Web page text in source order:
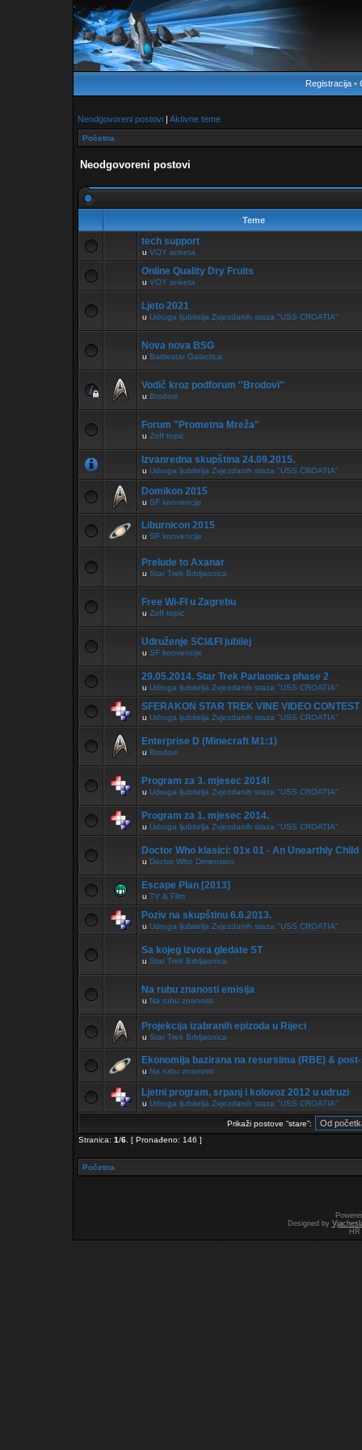
Registracija•
Neodgovoreni postovi | Aktivne teme
Početna
Neodgovoreni postovi
Teme
tech support
u VOY anketa
Online Quality Dry Fruits
u VOY anketa
Ljeto 2021
u Udruga ljubitelja Zvjezdanih staza "USS CROATIA"
Nova nova BSG
u Battlestar Galactica
Vodič kroz podforum ''Brodovi''
u Brodovi
Forum "Prometna Mreža"
u Zoff topic
Izvanredna skupština 24.09.2015.
u Udruga ljubitelja Zvjezdanih staza "USS CROATIA"
Domikon 2015
u SF konvencije
Liburnicon 2015
u SF konvencije
Prelude to Axanar
u Star Trek Brbljaonica
Free Wi-FI u Zagrebu
u Zoff topic
Udruženje SCI&FI jubilej
u SF konvencije
29.05.2014. Star Trek Parlaonica phase 2
u Udruga ljubitelja Zvjezdanih staza "USS CROATIA"
SFERAKON STAR TREK VINE VIDEO CONTEST
u Udruga ljubitelja Zvjezdanih staza "USS CROATIA"
Enterprise D (Minecraft M1:1)
u Brodovi
Program za 3. mjesec 2014!
u Udruga ljubitelja Zvjezdanih staza "USS CROATIA"
Program za 1. mjesec 2014.
u Udruga ljubitelja Zvjezdanih staza "USS CROATIA"
Doctor Who klasici: 01x 01 - An Unearthly Child
u Doctor Who Dimension
Escape Plan [2013]
u TV & Film
Poziv na skupštinu 6.6.2013.
u Udruga ljubitelja Zvjezdanih staza "USS CROATIA"
Sa kojeg izvora gledate ST
u Star Trek Brbljaonica
Na rubu znanosti emisija
u Na rubu znanosti
Projekcija izabranih epizoda u Rijeci
u Star Trek Brbljaonica
Ekonomija bazirana na resursima (RBE) &
u Na rubu znanosti
Ljetni program, srpanj i kolovoz 2012 u udruzi
u Udruga ljubitelja Zvjezdanih staza "USS CROATIA"
Prikaži postove “stare”:
Stranica: 1/6 [ Pronađeno: 146 ]
Početna
Designed by